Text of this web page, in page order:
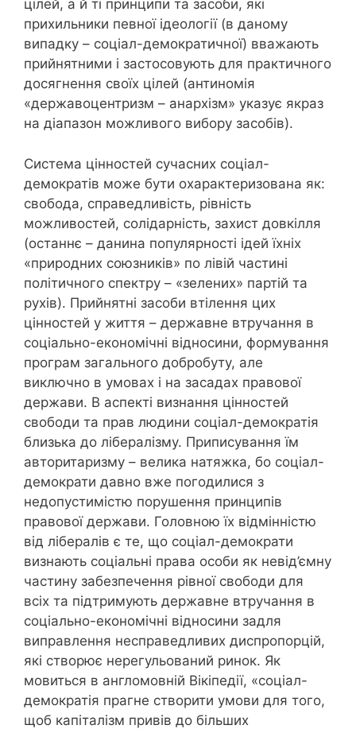
цілей, а й ті принципи та засоби, які
прихильники певної ідеології (в даному
випадку – соціал-демократичної) вважають
прийнятними і застосовують для практичного
досягнення своїх цілей (антиномія
«державоцентризм – анархізм» указує якраз
на діапазон можливого вибору засобів).
Система цінностей сучасних соціал-
демократів може бути охарактеризована як:
свобода, справедливість, рівність
можливостей, солідарність, захист довкілля
(останнє – данина популярності ідей їхніх
«природних союзників» по лівій частині
політичного спектру – «зелених» партій та
рухів). Прийнятні засоби втілення цих
цінностей у життя – державне втручання в
соціально-економічні відносини, формування
програм загального добробуту, але
виключно в умовах і на засадах правової
держави. В аспекті визнання цінностей
свободи та прав людини соціал-демократія
близька до лібералізму. Приписування їм
авторитаризму – велика натяжка, бо соціал-
демократи давно вже погодилися з
недопустимістю порушення принципів
правової держави. Головною їх відмінністю
від лібералів є те, що соціал-демократи
визнають соціальні права особи як невід’ємну
частину забезпечення рівної свободи для
всіх та підтримують державне втручання в
соціально-економічні відносини задля
виправлення несправедливих диспропорцій,
які створює нерегульований ринок. Як
мовиться в англомовній Вікіпедії, «соціал-
демократія прагне створити умови для того,
щоб капіталізм привів до більших